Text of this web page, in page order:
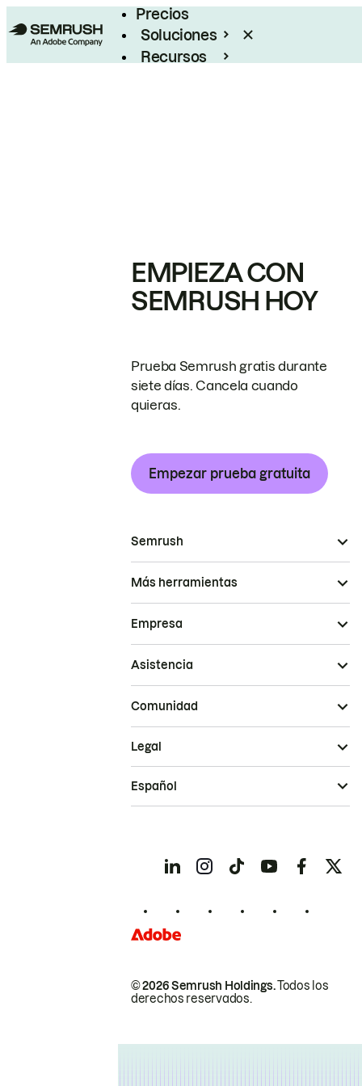
Precios
Soluciones
Recursos
EMPIEZA CON
SEMRUSH HOY
Prueba Semrush gratis durante
siete días. Cancela cuando
quieras.
Empezar prueba gratuita
Semrush
Más herramientas
Empresa
Asistencia
Comunidad
© 2026 Semrush Holdings.Todos los
derechos reservados.
Legal
Español